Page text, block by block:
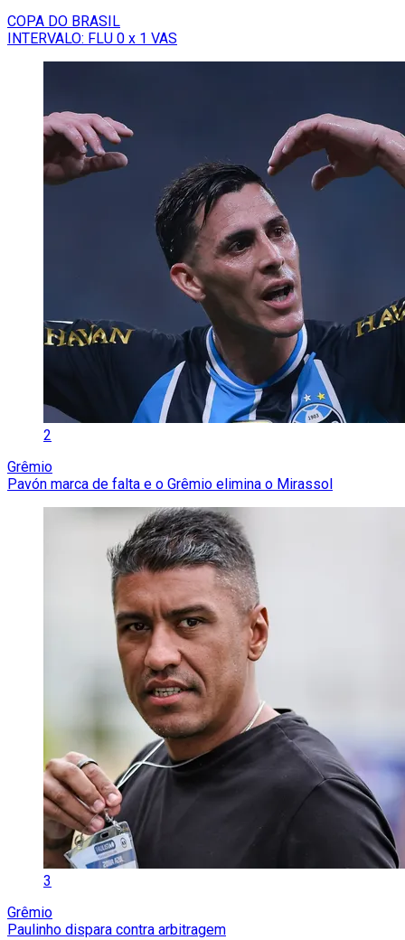
COPA DO BRASIL
INTERVALO: FLU 0 x 1 VAS
2
Grêmio
Pavón marca de falta e o Grêmio elimina o Mirassol
3
Grêmio
Paulinho dispara contra arbitragem